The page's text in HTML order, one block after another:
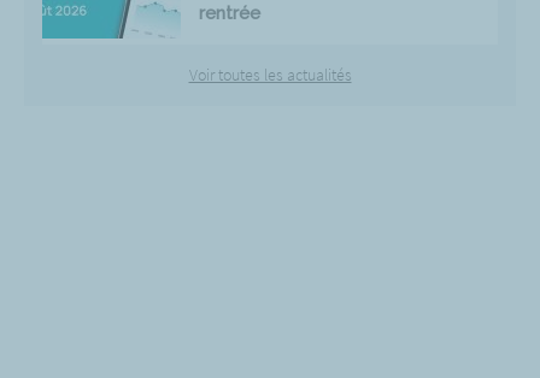
rentrée
Voir toutes les actualités